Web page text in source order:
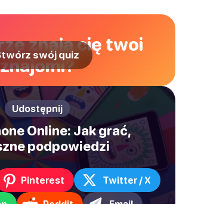
znają cię twoi
znajomi?
swój quiz
Udostępnij
Online: Jak grać,
podpowiedzi
Pinterest Twitter / X